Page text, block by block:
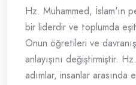
Hz. Muhammed, İslam'ın
bir liderdir ve toplumda
Onun öğretileri ve
anlayışını değiştirmiştir.
adımlar, insanlar arasında